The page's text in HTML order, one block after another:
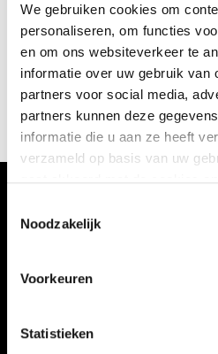
We gebruiken cookies om
personaliseren, om functies
en om ons websiteverkeer te
informatie over uw gebruik van
partners voor social media,
partners kunnen deze
informatie die u aan ze heeft
verzameld op basis van uw
Noodzakelijk
Voorkeuren
Statistieken
de waarde op
Juist in tijden van onrust bieden
verwondering, verbinding, troost
waar mensen samenkomen,
verbonden voelen met hun
Research (zie bijlage) blijkt dat de
musea in de Gooi- en Vechtstreek
van 2 miljoen euro een
miljoen euro creëren.
1 min
VERHALEN
KALENDER
THEMA’S